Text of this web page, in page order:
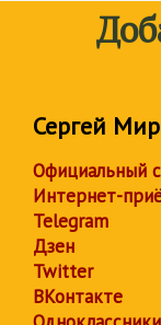
Сергей
Официальный
Интернет-
Telegram
Дзен
Twitter
ВКонтакте